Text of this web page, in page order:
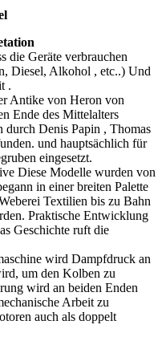
die Geräte verbrauchen
Diesel, Alkohol , etc..) Und
.
Antike von Heron von
Ende des Mittelalters
durch Denis Papin , Thomas
und hauptsächlich für
eingesetzt.
Diese Modelle wurden von
in einer breiten Palette
Textilien bis zu Bahn
Praktische Entwicklung
Geschichte ruft die
wird Dampfdruck an
um den Kolben zu
wird an beiden Enden
Arbeit zu
auch als doppelt